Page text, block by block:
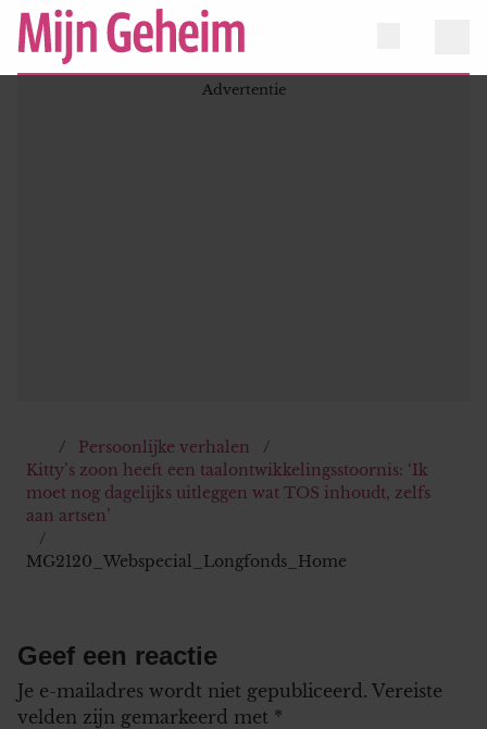
Persoonlijke verhalen
Kitty’s zoon heeft een taalontwikkelingsstoornis: ‘Ik
moet nog dagelijks uitleggen wat TOS inhoudt, zelfs
aan artsen’
MG2120_Webspecial_Longfonds_Home
Geef een reactie
Je e-mailadres wordt niet gepubliceerd. Vereiste
velden zijn gemarkeerd met *